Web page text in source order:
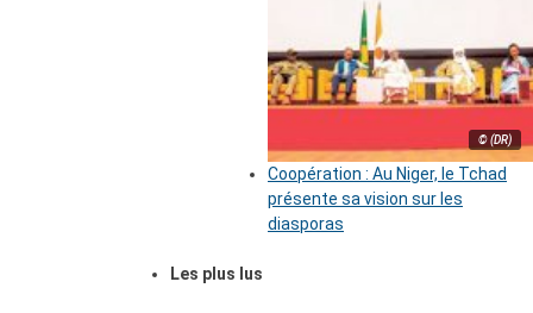
© (DR)
Coopération : Au Niger, le Tchad
présente sa vision sur les
diasporas
Les plus lus